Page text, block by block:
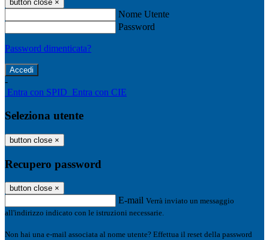
button close ×
Nome Utente
Password
Password dimenticata?
-
Entra con SPID Entra con CIE
Seleziona utente
button close ×
Recupero password
button close ×
E-mail Verrà inviato un messaggio
all'indirizzo indicato con le istruzioni necessarie.
Non hai una e-mail associata al nome utente? Effettua il reset della password